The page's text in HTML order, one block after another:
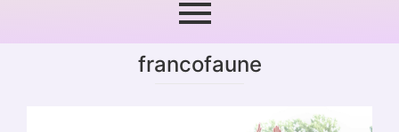
francofaune